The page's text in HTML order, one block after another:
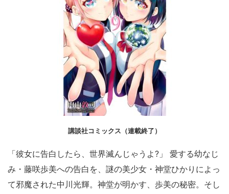
講談社コミックス（連載終了）
「彼女に告白したら、世界滅んじゃうよ?」 愛する幼なじ
み・藤咲歩美への告白を、謎の美少女・神堂ひかりによっ
て邪魔された中川光輝。神堂が明かす、歩美の秘密。そし